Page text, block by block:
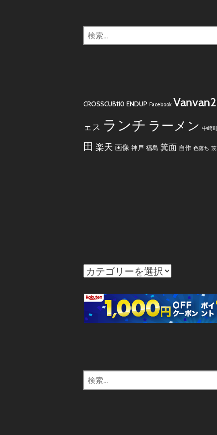
検
索:
CROSSCUB110 ENDUP Facebook
ェス ランチ ラーメン 中崎町
田 楽天 画像 神戸 福島 箕面 自作 色落ち
カ
ゴ
リ
ー
検
索: